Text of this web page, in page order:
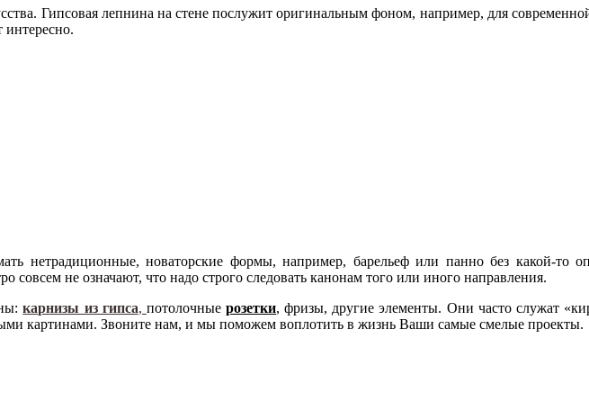
Гипсовая лепнина на стене послужит оригинальным фоном, например, для
интересно.
нетрадиционные, новаторские формы, например, барельеф или панно без какой-то
не означают, что надо строго следовать канонам того или иного направления.
карнизы из гипса, потолочные розетки, фризы, другие элементы. Они часто служат
картинами. Звоните нам, и мы поможем воплотить в жизнь Ваши самые смелые проекты.